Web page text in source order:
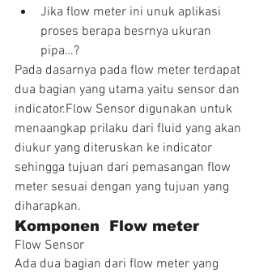
Jika flow meter ini unuk aplikasi
proses berapa besrnya ukuran
pipa…?
Pada dasarnya pada flow meter terdapat
dua bagian yang utama yaitu sensor dan
indicator.Flow Sensor digunakan untuk
menaangkap prilaku dari fluid yang akan
diukur yang diteruskan ke indicator
sehingga tujuan dari pemasangan flow
meter sesuai dengan yang tujuan yang
diharapkan.
Komponen  Flow meter
Flow Sensor
Ada dua bagian dari flow meter yang